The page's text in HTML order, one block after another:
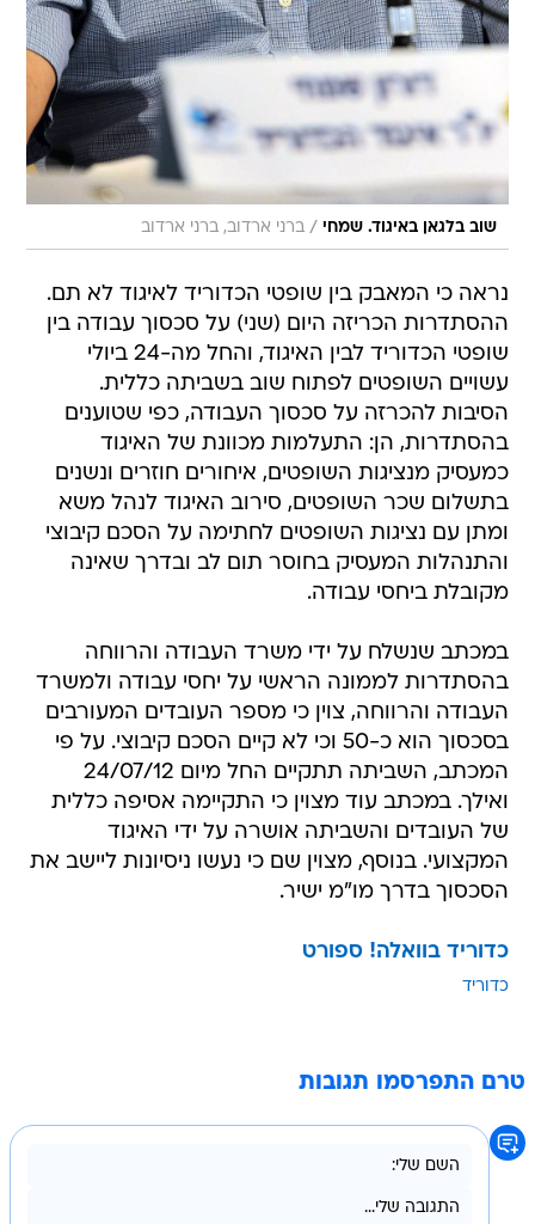
שוב בלגאן באיגוד. שמחי / ברני ארדוב, ברני ארדוב
נראה כי המאבק בין שופטי הכדוריד לאיגוד לא תם.
ההסתדרות הכריזה היום (שני) על סכסוך עבודה בין
שופטי הכדוריד לבין האיגוד, והחל מה-24 ביולי
עשויים השופטים לפתוח שוב בשביתה כללית.
הסיבות להכרזה על סכסוך העבודה, כפי שטוענים
בהסתדרות, הן: התעלמות מכוונת של האיגוד
כמעסיק מנציגות השופטים, איחורים חוזרים ונשנים
בתשלום שכר השופטים, סירוב האיגוד לנהל משא
ומתן עם נציגות השופטים לחתימה על הסכם קיבוצי
והתנהלות המעסיק בחוסר תום לב ובדרך שאינה
מקובלת ביחסי עבודה.
במכתב שנשלח על ידי משרד העבודה והרווחה
בהסתדרות לממונה הראשי על יחסי עבודה ולמשרד
העבודה והרווחה, צוין כי מספר העובדים המעורבים
בסכסוך הוא כ-50 וכי לא קיים הסכם קיבוצי. על פי
המכתב, השביתה תתקיים החל מיום 24/07/12
ואילך. במכתב עוד מצוין כי התקיימה אסיפה כללית
של העובדים והשביתה אושרה על ידי האיגוד
המקצועי. בנוסף, מצוין שם כי נעשו ניסיונות ליישב את
הסכסוך בדרך מו"מ ישיר.
כדוריד בוואלה! ספורט
כדוריד
טרם התפרסמו תגובות